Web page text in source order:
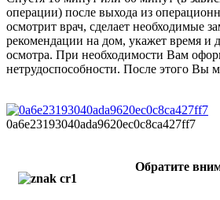
операции) после выхода из
осмотрит врач, сделает необходимые
рекомендации на дом, укажет время и
осмотра. При необходимости Вам
нетрудоспособности. После этого Вы
0a6e23193040ada9620ec0c8ca427ff7
Обратите